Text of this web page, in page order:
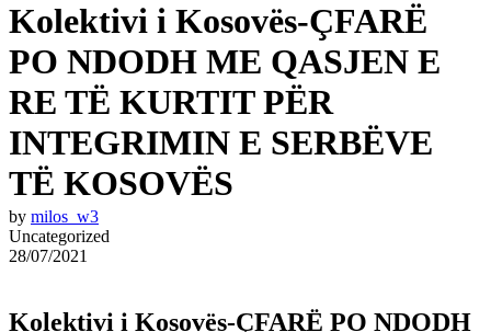
Kolektivi i Kosovës-ÇFARË
PO NDODH ME QASJEN E
RE TË KURTIT PËR
INTEGRIMIN E SERBËVE
TË KOSOVËS
by milos_w3
Uncategorized
28/07/2021
Kolektivi i Kosovës-ÇFARË PO NDODH